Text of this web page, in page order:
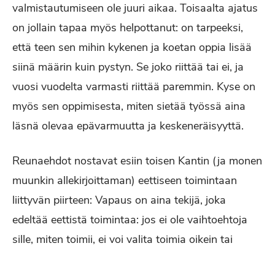
valmistautumiseen ole juuri aikaa. Toisaalta ajatus
on jollain tapaa myös helpottanut: on tarpeeksi,
että teen sen mihin kykenen ja koetan oppia lisää
siinä määrin kuin pystyn. Se joko riittää tai ei, ja
vuosi vuodelta varmasti riittää paremmin. Kyse on
myös sen oppimisesta, miten sietää työssä aina
läsnä olevaa epävarmuutta ja keskeneräisyyttä.
Reunaehdot nostavat esiin toisen Kantin (ja monen
muunkin allekirjoittaman) eettiseen toimintaan
liittyvän piirteen: Vapaus on aina tekijä, joka
edeltää eettistä toimintaa: jos ei ole vaihtoehtoja
sille, miten toimii, ei voi valita toimia oikein tai